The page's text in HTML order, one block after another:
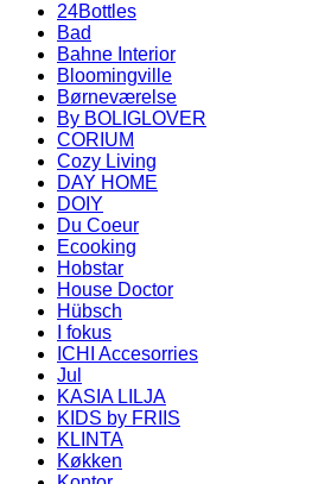
24Bottles
Bad
Bahne Interior
Bloomingville
Børneværelse
By BOLIGLOVER
CORIUM
Cozy Living
DAY HOME
DOIY
Du Coeur
Ecooking
Hobstar
House Doctor
Hübsch
I fokus
ICHI Accesorries
Jul
KASIA LILJA
KIDS by FRIIS
KLINTA
Køkken